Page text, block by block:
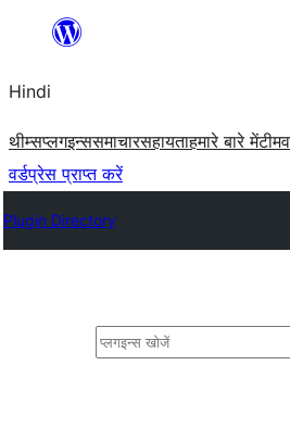
सामग्री
जाएं
Hindi
थीम्सप्लगइन्ससमाचारसहायताहमारे बारे मेंटीम
वर्डप्रेस प्राप्त करें
Plugin Directory
खोजें